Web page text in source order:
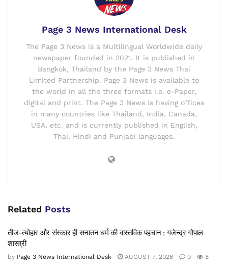
Page 3 News International Desk
The Page 3 News is a Multilingual Worldwide daily
newspaper founded in 2021. It is published in
Bangkok, Thailand by the Page 3 News Thai
Limited Partnership. Page 3 News is available to
the world in all the three formats i.e. e-Paper,
digital and print. The Page 3 News is having offices
in many countries like Thailand, India, Canada,
USA, etc. and is currently published in English,
Thai, Hindi and Punjabi languages.
Related Posts
तीज-त्योहार और संस्कार ही सनातन धर्म की वास्तविक पहचान : गजेन्द्र गोपाल
शास्त्री
by Page 3 News International Desk AUGUST 7, 2026 0 8